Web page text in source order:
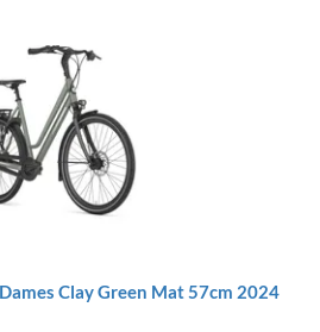
Clay Green Mat 57cm 2024